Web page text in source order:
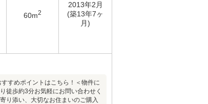
60m2
2013年2月
(築13年7ヶ
月)
すめポイントはこちら！＜物件に
徒歩約3分お気軽にお問い合わせく
り添い、大切なお住まいのご購入